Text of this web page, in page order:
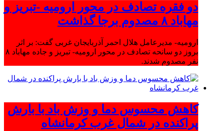
دو فقره تصادف در محور ارومیه -تبریز و
مهاباد ۸ مصدوم برجا گذاشت
ارومیه- مدیرعامل هلال احمر آذربایجان غربی گفت: بر اثر
بروز دو سانحه تصادف در محور ارومیه- تبریز و جاده مهاباد ۸
نفر مصدوم شدند.
کاهش محسوس دما و وزش باد با بارش
پراکنده در شمال غرب کرمانشاه